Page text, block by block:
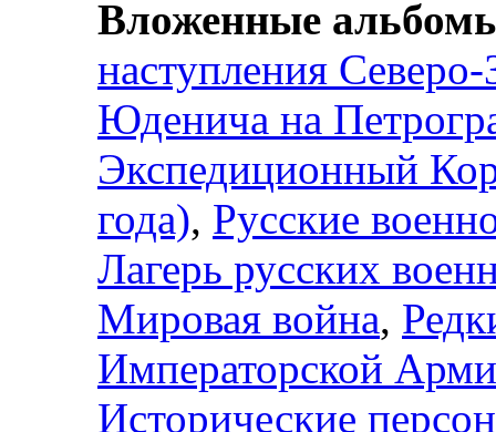
Вложенные
наступления
Юденича на
Экспедиционный
года), Русские
Лагерь русских
Мировая война,
Императорской
Исторические